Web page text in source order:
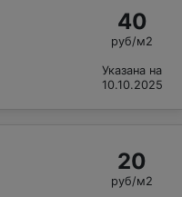
40
руб/м2
Указана на
10.10.2025
20
руб/м2